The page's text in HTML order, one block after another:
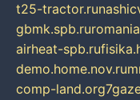
t25-tractor.ru
gbmk.spb.ru
airheat-spb.ru
demo.home.nov.ru
comp-land.org